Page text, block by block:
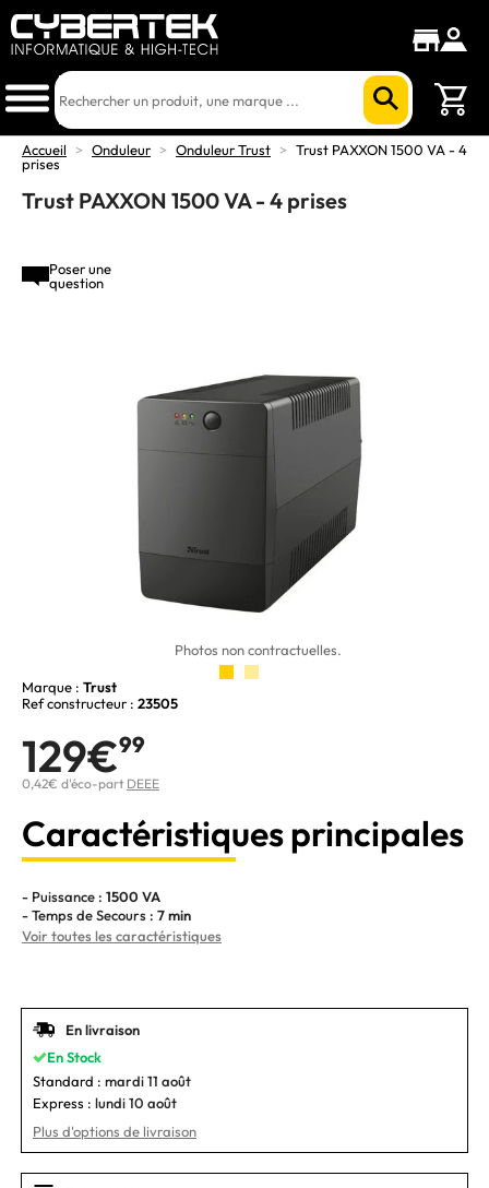
Accueil > Onduleur > Onduleur Trust > Trust PAXXON 1500 VA - 4
prises
Trust PAXXON 1500 VA - 4 prises
Poser une
question
Photos non contractuelles.
Marque : Trust
Ref constructeur : 23505
129€99
0,42€ d'éco-part DEEE
Caractéristiques principales
- Puissance : 1500 VA
- Temps de Secours : 7 min
Voir toutes les caractéristiques
En livraison
En Stock
Standard : mardi 11 août
Express : lundi 10 août
Plus d'options de livraison